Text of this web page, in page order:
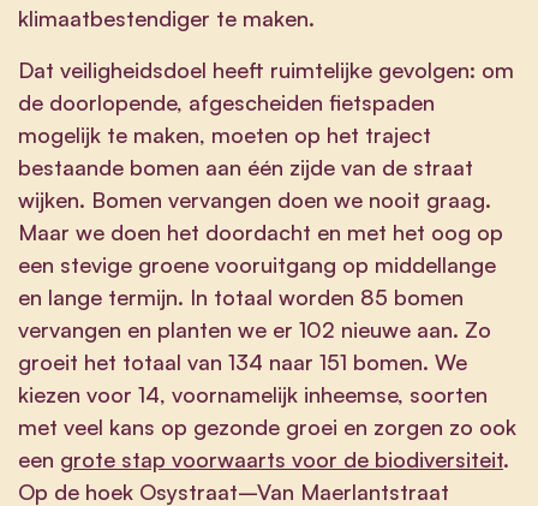
klimaatbestendiger te maken.
Dat veiligheidsdoel heeft ruimtelijke gevolgen: om
de doorlopende, afgescheiden fietspaden
mogelijk te maken, moeten op het traject
bestaande bomen aan één zijde van de straat
wijken. Bomen vervangen doen we nooit graag.
Maar we doen het doordacht en met het oog op
een stevige groene vooruitgang op middellange
en lange termijn. In totaal worden 85 bomen
vervangen en planten we er 102 nieuwe aan. Zo
groeit het totaal van 134 naar 151 bomen. We
kiezen voor 14, voornamelijk inheemse, soorten
met veel kans op gezonde groei en zorgen zo ook
een grote stap voorwaarts voor de biodiversiteit.
Op de hoek Osystraat–Van Maerlantstraat